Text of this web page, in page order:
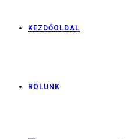
KEZDŐOLDAL
RÓLUNK